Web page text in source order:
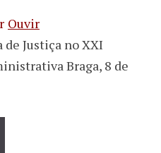
Ouvir
Justiça no XXI
Braga, 8 de